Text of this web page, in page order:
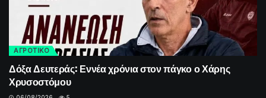
ΑΓΡΟΤΙΚΟ
Δόξα Δευτεράς: Εννέα χρόνια στον πάγκο ο Χάρης
Χρυσοστόμου